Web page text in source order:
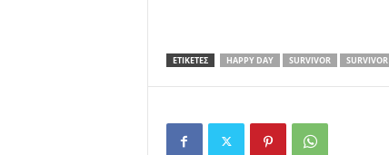
ΕΤΙΚΕΤΕΣ HAPPY DAY SURVIVOR